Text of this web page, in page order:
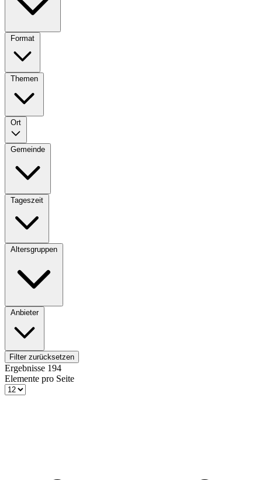
Format
Themen
Ort
Gemeinde
Tageszeit
Altersgruppen
Anbieter
Filter zurücksetzen
Ergebnisse 194
Elemente pro Seite